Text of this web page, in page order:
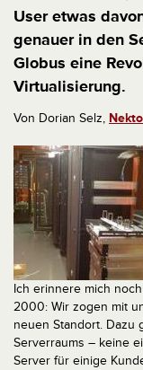
User etwas
genauer in den
Globus eine
Virtualisierung.
Von Dorian Selz,
Ich erinnere mich
2000: Wir zogen mit
neuen Standort. Dazu
Serverraums – keine
Server für einige